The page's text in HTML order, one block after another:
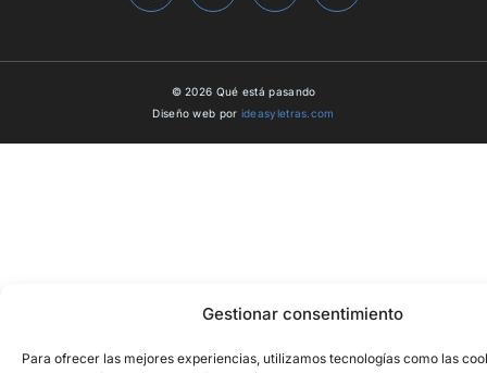
Gestionar consentimiento
Para ofrecer las mejores experiencias, utilizamos tecnologías como las
© 2026 Qué está pasando
Diseño web por ideasyletras.com